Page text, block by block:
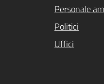
Personale
Politici
Uffici